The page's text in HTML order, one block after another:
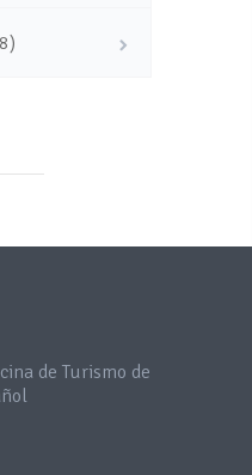
de Turismo de